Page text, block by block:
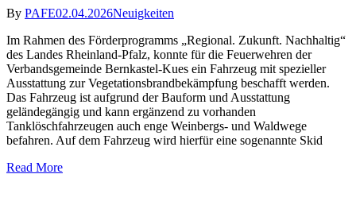
By PAFE02.04.2026Neuigkeiten
Im Rahmen des Förderprogramms „Regional. Zukunft. Nachhaltig“
des Landes Rheinland-Pfalz, konnte für die Feuerwehren der
Verbandsgemeinde Bernkastel-Kues ein Fahrzeug mit spezieller
Ausstattung zur Vegetationsbrandbekämpfung beschafft werden.
Das Fahrzeug ist aufgrund der Bauform und Ausstattung
geländegängig und kann ergänzend zu vorhanden
Tanklöschfahrzeugen auch enge Weinbergs- und Waldwege
befahren. Auf dem Fahrzeug wird hierfür eine sogenannte Skid
Read More